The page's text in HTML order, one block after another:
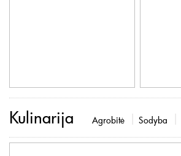
Kulinarija Agrobitė Sodyba